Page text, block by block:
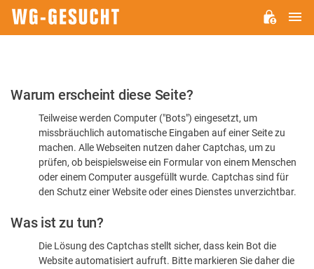
Bitte
dass
sind
Warum erscheint diese Seite?
Teilweise werden Computer ("Bots") eingesetzt, um
missbräuchlich automatische Eingaben auf einer Seite zu
machen. Alle Webseiten nutzen daher Captchas, um zu
prüfen, ob beispielsweise ein Formular von einem Menschen
oder einem Computer ausgefüllt wurde. Captchas sind für
den Schutz einer Website oder eines Dienstes unverzichtbar.
Was ist zu tun?
Die Lösung des Captchas stellt sicher, dass kein Bot die
Website automatisiert aufruft. Bitte markieren Sie daher die